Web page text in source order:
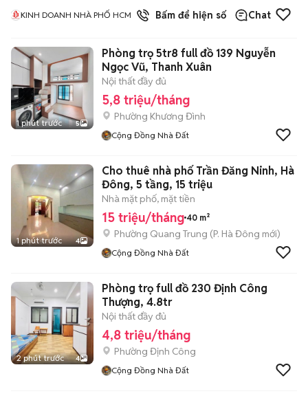
KINH DOANH NHÀ PHỐ HCM 1đã bánBấm để hiện số Chat
1 phút trước 5
Phòng trọ 5tr8 full đồ 139 Nguyễn
Ngọc Vũ, Thanh Xuân
Nội thất đầy đủ
5,8 triệu/tháng
Phường Khương Đình
Cộng Đồng Nhà Đất
1 phút trước 4
Cho thuê nhà phố Trần Đăng Ninh, Hà
Đông, 5 tầng, 15 triệu
Nhà mặt phố, mặt tiền
15 triệu/tháng 40 m²
Phường Quang Trung (P. Hà Đông mới)
Cộng Đồng Nhà Đất
2 phút trước 4
Phòng trọ full đồ 230 Định Công
Thượng, 4.8tr
Nội thất đầy đủ
4,8 triệu/tháng
Phường Định Công
Cộng Đồng Nhà Đất